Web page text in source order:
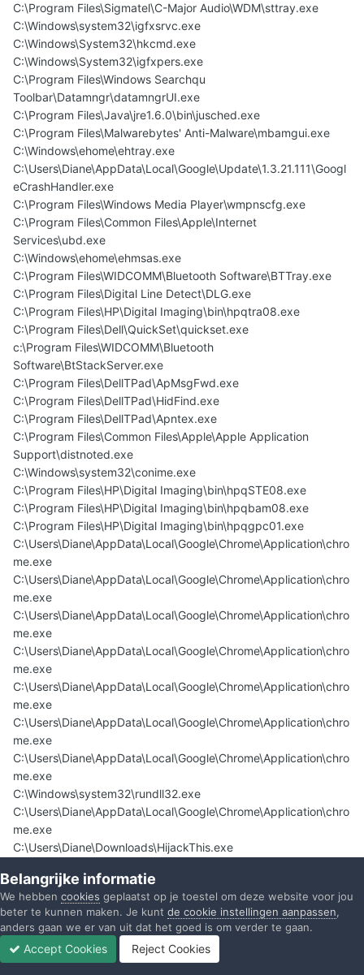
C:\Program Files\Sigmatel\C-Major Audio\WDM\sttray.exe
C:\Windows\system32\igfxsrvc.exe
C:\Windows\System32\hkcmd.exe
C:\Windows\System32\igfxpers.exe
C:\Program Files\Windows Searchqu
Toolbar\Datamngr\datamngrUI.exe
C:\Program Files\Java\jre1.6.0\bin\jusched.exe
C:\Program Files\Malwarebytes' Anti-Malware\mbamgui.exe
C:\Windows\ehome\ehtray.exe
C:\Users\Diane\AppData\Local\Google\Update\1.3.21.111\Googl
eCrashHandler.exe
C:\Program Files\Windows Media Player\wmpnscfg.exe
C:\Program Files\Common Files\Apple\Internet
Services\ubd.exe
C:\Windows\ehome\ehmsas.exe
C:\Program Files\WIDCOMM\Bluetooth Software\BTTray.exe
C:\Program Files\Digital Line Detect\DLG.exe
C:\Program Files\HP\Digital Imaging\bin\hpqtra08.exe
C:\Program Files\Dell\QuickSet\quickset.exe
c:\Program Files\WIDCOMM\Bluetooth
Software\BtStackServer.exe
C:\Program Files\DellTPad\ApMsgFwd.exe
C:\Program Files\DellTPad\HidFind.exe
C:\Program Files\DellTPad\Apntex.exe
C:\Program Files\Common Files\Apple\Apple Application
Support\distnoted.exe
C:\Windows\system32\conime.exe
C:\Program Files\HP\Digital Imaging\bin\hpqSTE08.exe
C:\Program Files\HP\Digital Imaging\bin\hpqbam08.exe
C:\Program Files\HP\Digital Imaging\bin\hpqgpc01.exe
C:\Users\Diane\AppData\Local\Google\Chrome\Application\chro
me.exe
C:\Users\Diane\AppData\Local\Google\Chrome\Application\chro
me.exe
C:\Users\Diane\AppData\Local\Google\Chrome\Application\chro
me.exe
C:\Users\Diane\AppData\Local\Google\Chrome\Application\chro
me.exe
C:\Users\Diane\AppData\Local\Google\Chrome\Application\chro
me.exe
C:\Users\Diane\AppData\Local\Google\Chrome\Application\chro
me.exe
C:\Users\Diane\AppData\Local\Google\Chrome\Application\chro
me.exe
C:\Windows\system32\rundll32.exe
C:\Users\Diane\AppData\Local\Google\Chrome\Application\chro
me.exe
C:\Users\Diane\Downloads\HijackThis.exe
Page =Bing
R1 - HKLM\Software\Microsoft\Internet
Explorer\Main,Default_Page_URL =Hotmail, Messenger, nieuws
en entertainment vind je op MSN.nl
R1 - HKLM\Software\Microsoft\Internet
Belangrijke informatie
We hebben cookies geplaatst op je toestel om deze website voor jou
beter te kunnen maken. Je kunt de cookie instellingen aanpassen,
anders gaan we er van uit dat het goed is om verder te gaan.
Accept Cookies Reject Cookies
Ongelezen